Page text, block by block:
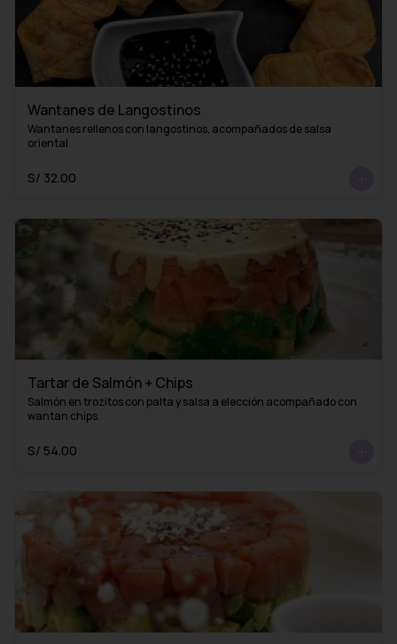
Wantanes de Langostinos
Wantanes rellenos con langostinos, acompañados de salsa
oriental
S/ 32.00
Tartar de Salmón + Chips
Salmón en trozitos con palta y salsa a elección acompañado con
wantan chips.
S/ 54.00